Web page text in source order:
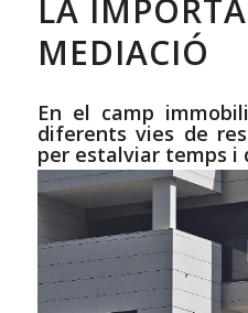
LA
MEDIACIÓ
En el camp
diferents vies de
per estalviar temps i